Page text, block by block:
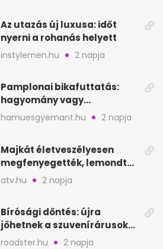
Az utazás új luxusa: időt
nyerni a rohanás helyett
instylemen.hu 2 napja
Pamplonai bikafuttatás:
hagyomány vagy
értelmetlen vérontás?
hamuesgyemant.hu 2 napja
Majkát életveszélyesen
megfenyegették, lemondta
a sepsiszentgyörgyi
atv.hu 2 napja
Bírósági döntés: újra
jöhetnek a szuvenírárusok
Európa ikonikus helyére
roadster.hu 2 napja